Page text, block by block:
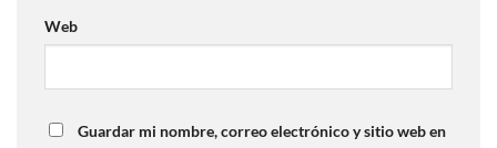
Web
Guardar mi nombre, correo electrónico y sitio web en